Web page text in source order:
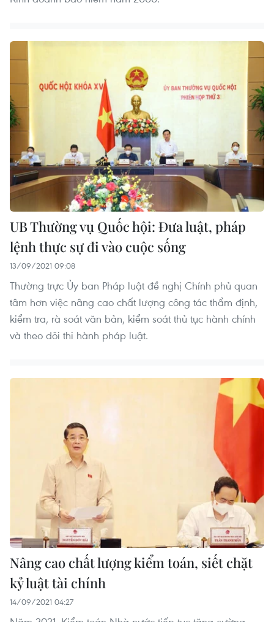
UB Thường vụ Quốc hội: Đưa luật, pháp
lệnh thực sự đi vào cuộc sống
13/09/2021 09:08
Thường trực Ủy ban Pháp luật đề nghị Chính phủ quan
tâm hơn việc nâng cao chất lượng công tác thẩm định,
kiểm tra, rà soát văn bản, kiểm soát thủ tục hành chính
và theo dõi thi hành pháp luật.
Nâng cao chất lượng kiểm toán, siết chặt
kỷ luật tài chính
14/09/2021 04:27